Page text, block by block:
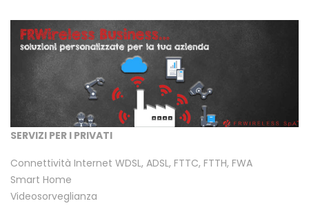
SERVIZI PER I PRIVATI
Connettività Internet WDSL, ADSL, FTTC, FTTH, FWA
Smart Home
Videosorveglianza